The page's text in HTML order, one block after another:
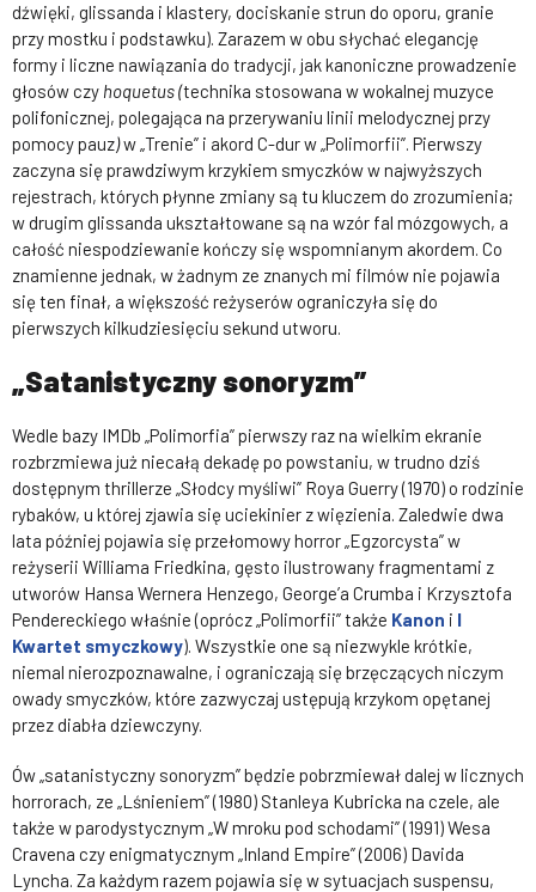
dźwięki, glissanda i klastery, dociskanie strun do oporu, granie
przy mostku i podstawku). Zarazem w obu słychać elegancję
formy i liczne nawiązania do tradycji, jak kanoniczne prowadzenie
głosów czy hoquetus (technika stosowana w wokalnej muzyce
polifonicznej, polegająca na przerywaniu linii melodycznej przy
pomocy pauz)w „Trenie” i akord C-dur w „Polimorfii”. Pierwszy
zaczyna się prawdziwym krzykiem smyczków w najwyższych
rejestrach, których płynne zmiany są tu kluczem do zrozumienia;
w drugim glissanda ukształtowane są na wzór fal mózgowych, a
całość niespodziewanie kończy się wspomnianym akordem. Co
znamienne jednak, w żadnym ze znanych mi filmów nie pojawia
się ten finał, a większość reżyserów ograniczyła się do
pierwszych kilkudziesięciu sekund utworu.
„Satanistyczny sonoryzm”
Wedle bazy IMDb „Polimorfia” pierwszy raz na wielkim ekranie
rozbrzmiewa już niecałą dekadę po powstaniu, w trudno dziś
dostępnym thrillerze „Słodcy myśliwi” Roya Guerry (1970) o rodzinie
rybaków, u której zjawia się uciekinier z więzienia. Zaledwie dwa
lata później pojawia się przełomowy horror „Egzorcysta” w
reżyserii Williama Friedkina, gęsto ilustrowany fragmentami z
utworów Hansa Wernera Henzego, George’a Crumba i Krzysztofa
Pendereckiego właśnie (oprócz „Polimorfii” także Kanon i I
Kwartet smyczkowy). Wszystkie one są niezwykle krótkie,
niemal nierozpoznawalne, i ograniczają się brzęczących niczym
owady smyczków, które zazwyczaj ustępują krzykom opętanej
przez diabła dziewczyny.
Ów „satanistyczny sonoryzm” będzie pobrzmiewał dalej w licznych
horrorach, ze „Lśnieniem” (1980) Stanleya Kubricka na czele, ale
także w parodystycznym „W mroku pod schodami” (1991) Wesa
Cravena czy enigmatycznym „Inland Empire” (2006) Davida
Lyncha. Za każdym razem pojawia się w sytuacjach suspensu,